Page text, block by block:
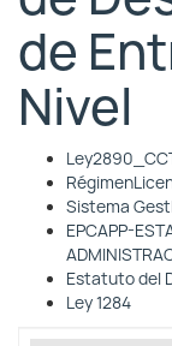
de
Nivel
Sistema
EPCAPP-
Estatuto del
Ley 1284